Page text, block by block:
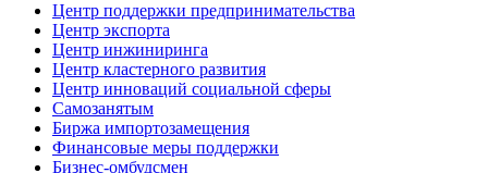
Центр поддержки предпринимательства
Центр экспорта
Центр инжиниринга
Центр кластерного развития
Центр инноваций социальной сферы
Cамозанятым
Биржа импортозамещения
Финансовые меры поддержки
Бизнес-омбудсмен